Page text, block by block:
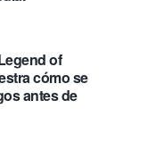
of
cómo se
antes de